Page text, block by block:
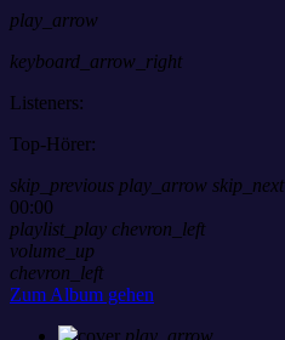
play_arrow
keyboard_arrow_right
Listeners:
Top-Hörer:
skip_previous play_arrow skip_next
00:00
playlist_play chevron_left
volume_up
chevron_left
Zum Album gehen
play_arrow